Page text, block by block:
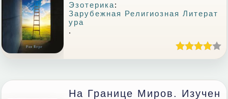
Эзотерика:
Зарубежная Религиозная Литерат
Ура
.
На Границе Миров. Изучен